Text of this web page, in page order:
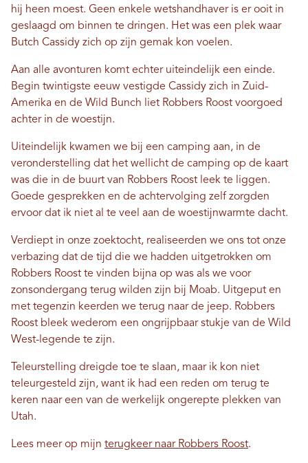
hij heen moest. Geen enkele wetshandhaver is er ooit in
geslaagd om binnen te dringen. Het was een plek waar
Butch Cassidy zich op zijn gemak kon voelen.
Aan alle avonturen komt echter uiteindelijk een einde.
Begin twintigste eeuw vestigde Cassidy zich in Zuid-
Amerika en de Wild Bunch liet Robbers Roost voorgoed
achter in de woestijn.
Uiteindelijk kwamen we bij een camping aan, in de
veronderstelling dat het wellicht de camping op de kaart
was die in de buurt van Robbers Roost leek te liggen.
Goede gesprekken en de achtervolging zelf zorgden
ervoor dat ik niet al te veel aan de woestijnwarmte dacht.
Verdiept in onze zoektocht, realiseerden we ons tot onze
verbazing dat de tijd die we hadden uitgetrokken om
Robbers Roost te vinden bijna op was als we voor
zonsondergang terug wilden zijn bij Moab. Uitgeput en
met tegenzin keerden we terug naar de jeep. Robbers
Roost bleek wederom een ​​ongrijpbaar stukje van de Wild
West-legende te zijn.
Teleurstelling dreigde toe te slaan, maar ik kon niet
teleurgesteld zijn, want ik had een reden om terug te
keren naar een van de werkelijk ongerepte plekken van
Utah.
Lees meer op mijn terugkeer naar Robbers Roost.